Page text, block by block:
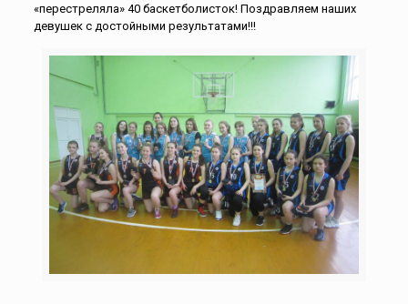
«перестреляла» 40 баскетболисток! Поздравляем наших
девушек с достойными результатами!!!